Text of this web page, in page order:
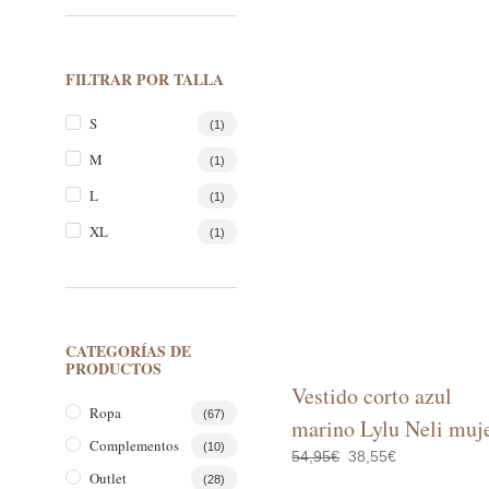
FILTRAR POR TALLA
S (1)
M (1)
L (1)
XL (1)
CATEGORÍAS DE
PRODUCTOS
Ropa (67)
Complementos (10)
Outlet (28)
Vestido corto azul
marino Lylu Neli
54,95€ El
38,55€El